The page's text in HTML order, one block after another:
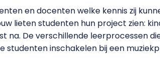
en docenten welke kennis zij
lieten studenten hun project zien:
na. De verschillende leerprocessen
studenten inschakelen bij een